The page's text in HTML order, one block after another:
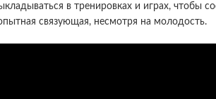
в тренировках и играх, чтобы
связующая, несмотря на молодость.